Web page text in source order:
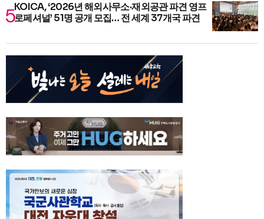
KOICA, ‘2026년 해외사무소·재외공관 파견 영프
로페셔널’ 51명 공개 모집… 전 세계 37개국 파견